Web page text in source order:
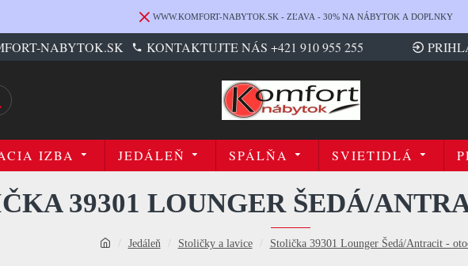
WWW.KOMFORT-NABYTOK.SK - ZĽAVA - 30% NA NÁBYTOK A DOPLNKY
NABYTOK.SK KONTAKTUJTE NÁS +421 910 955 255
IZBA JEDÁLEŇ SPÁLŇA SVIETIDLÁ
Jedáleň Stoličky a lavice Stolička 39301 Lounger Šedá/Antracit -
39301 LOUNGER ŠEDÁ/